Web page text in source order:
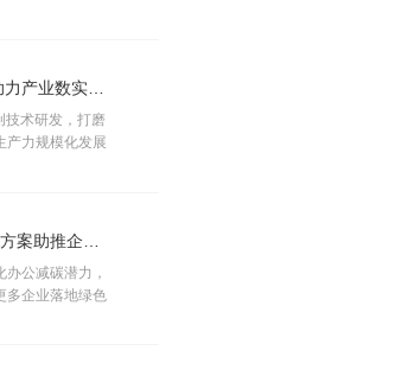
活动丨坚守自主创新 彰显企业韧性，九思软件助力产业数实融合
技术研发，打磨
产力规模化发展
公减碳潜力，
多企业落地绿色